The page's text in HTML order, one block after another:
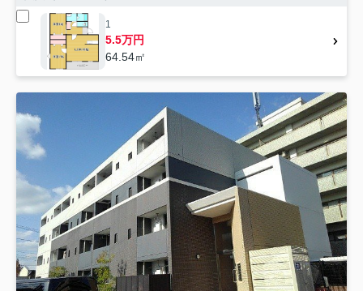
1
5.5万円
64.54㎡